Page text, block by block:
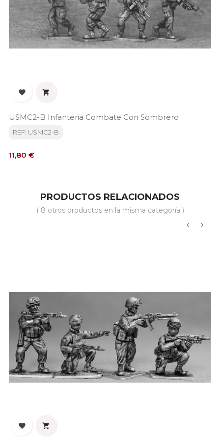
 
USMC2-B Infanteria Combate Con Sombrero
REF: USMC2-B
Precio
11,80 €
PRODUCTOS RELACIONADOS
( 8 otros productos en la misma categoría )
 